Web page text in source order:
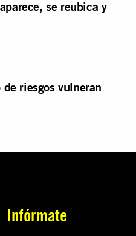
se reubica y
riesgos vulneran
Infórmate